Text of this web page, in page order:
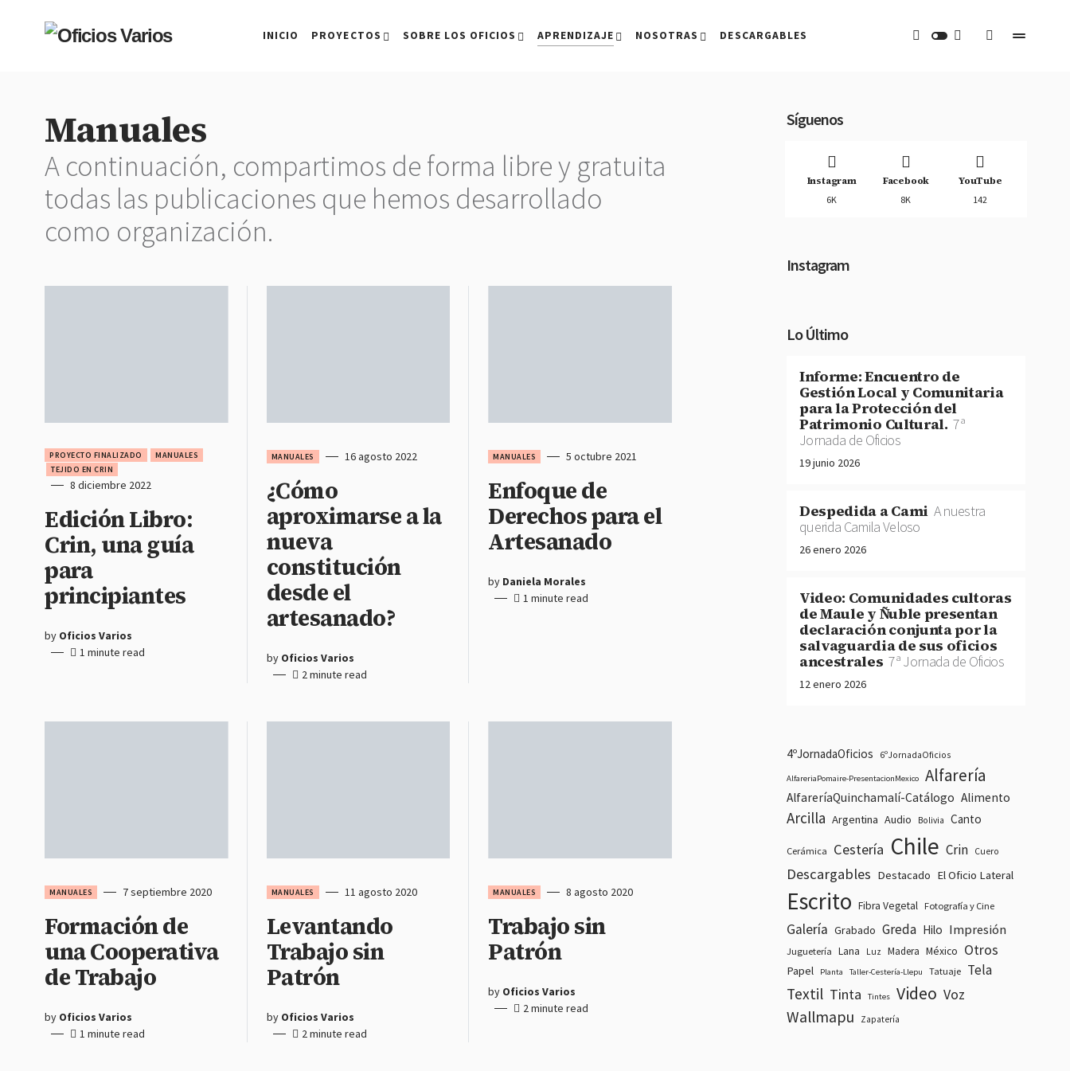
INICIO PROYECTOS SOBRE LOS OFICIOS APRENDIZAJE NOSOTRAS DESCARGABLES
Manuales
A continuación, compartimos de forma libre y gratuita
todas las publicaciones que hemos desarrollado
como organización.
PROYECTO FINALIZADO
MANUALES
TEJIDO EN CRIN
8 diciembre 2022
Edición Libro:
Crin, una guía
para
principiantes
by Oficios Varios
1 minute read
MANUALES 16 agosto 2022
¿Cómo
aproximarse a la
nueva
constitución
desde el
artesanado?
by Oficios Varios
2 minute read
MANUALES 5 octubre 2021
Enfoque de
Derechos para el
Artesanado
by Daniela Morales
1 minute read
MANUALES 7 septiembre 2020
Formación de
una Cooperativa
de Trabajo
by Oficios Varios
1 minute read
MANUALES 11 agosto 2020
Levantando
Trabajo sin
Patrón
by Oficios Varios
2 minute read
MANUALES 8 agosto 2020
Trabajo sin
Patrón
by Oficios Varios
2 minute read
Síguenos
Instagram
6K
Facebook
8K
YouTube
142
Instagram
Lo Último
Informe: Encuentro de
Gestión Local y Comunitaria
para la Protección del
Patrimonio Cultural. 7ª
Jornada de Oficios
19 junio 2026
Despedida a Cami A nuestra
querida Camila Veloso
26 enero 2026
Video: Comunidades cultoras
de Maule y Ñuble presentan
declaración conjunta por la
salvaguardia de sus oficios
ancestrales 7ª Jornada de Oficios
12 enero 2026
4ºJornadaOficios 6ºJornadaOficios
AlfareriaPomaire-PresentacionMexico Alfarería
AlfareríaQuinchamalí-Catálogo Alimento
Arcilla Argentina Audio Bolivia Canto
Cerámica Cestería Chile Crin Cuero
Descargables Destacado El Oficio Lateral
Escrito Fibra Vegetal Fotografía y Cine
Galería Grabado Greda Hilo Impresión
Juguetería Lana Luz Madera México Otros
Papel Planta Taller-Cestería-Llepu Tatuaje Tela
Textil Tinta Tintes Video Voz
Wallmapu Zapatería